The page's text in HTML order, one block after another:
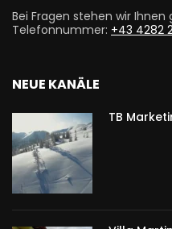
Bei Fragen stehen wir
Telefonnummer: +43 4282
NEUE KANÄLE
TB